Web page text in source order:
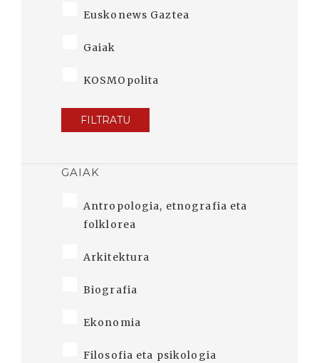
Euskonews Gaztea
Gaiak
KOSMOpolita
FILTRATU
GAIAK
Antropologia, etnografia eta
folklorea
Arkitektura
Biografia
Ekonomia
Filosofia eta psikologia